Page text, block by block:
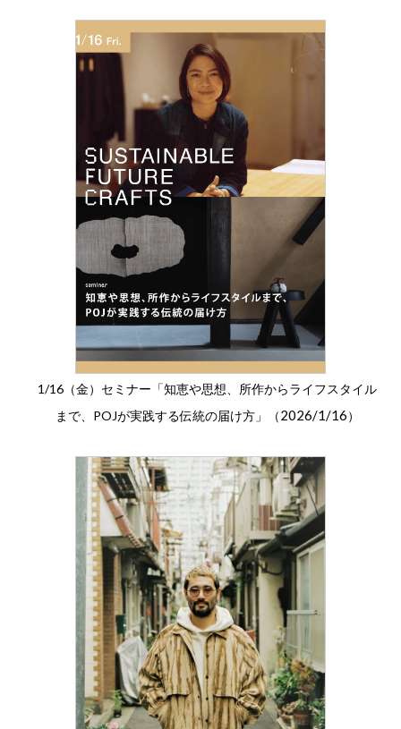
1/16（金）セミナー「知恵や思想、所作からライフスタイル
まで、POJが実践する伝統の届け方」（2026/1/16）